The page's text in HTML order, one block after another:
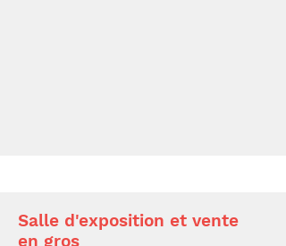
Salle d'exposition et vente
en gros